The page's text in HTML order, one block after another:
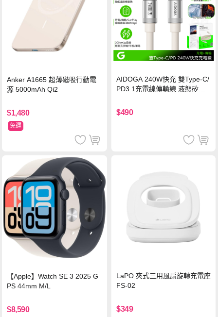
Anker A1665 超薄磁吸行動電
源 5000mAh Qi2
$1,480
免運
AIDOGA 240W快充 雙Type-C/
PD3.1充電線傳輸線 液態矽膠
機/平板/筆電
$490
【Apple】Watch SE 3 2025 G
PS 44mm M/L
$8,590
LaPO 夾式三用風扇旋轉充電座
FS-02
$349